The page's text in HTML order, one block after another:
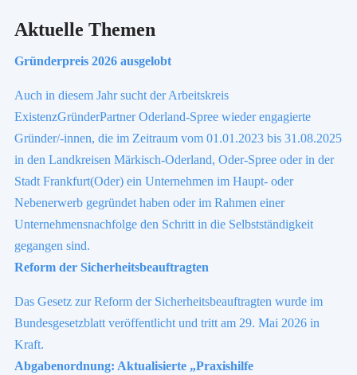
Aktuelle Themen
Gründerpreis 2026 ausgelobt
Auch in diesem Jahr sucht der Arbeitskreis
ExistenzGründerPartner Oderland-Spree wieder engagierte
Gründer/-innen, die im Zeitraum vom 01.01.2023 bis 31.08.2025
in den Landkreisen Märkisch-Oderland, Oder-Spree oder in der
Stadt Frankfurt(Oder) ein Unternehmen im Haupt- oder
Nebenerwerb gegründet haben oder im Rahmen einer
Unternehmensnachfolge den Schritt in die Selbstständigkeit
gegangen sind.
Reform der Sicherheitsbeauftragten
Das Gesetz zur Reform der Sicherheitsbeauftragten wurde im
Bundesgesetzblatt veröffentlicht und tritt am 29. Mai 2026 in
Kraft.
Abgabenordnung: Aktualisierte „Praxishilfe